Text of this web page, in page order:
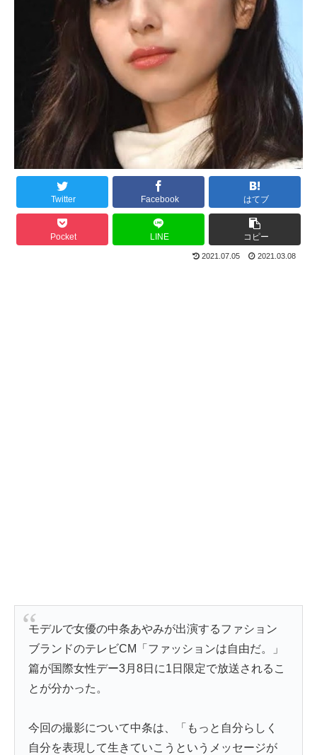
Twitter Facebook はてブ
Pocket LINE コピー
2021.07.05 2021.03.08
モデルで女優の中条あやみが出演するファション
ブランドのテレビCM「ファッションは自由だ。」
篇が国際女性デー3月8日に1日限定で放送されるこ
とが分かった。
今回の撮影について中条は、「もっと自分らしく
自分を表現して生きていこうというメッセージが